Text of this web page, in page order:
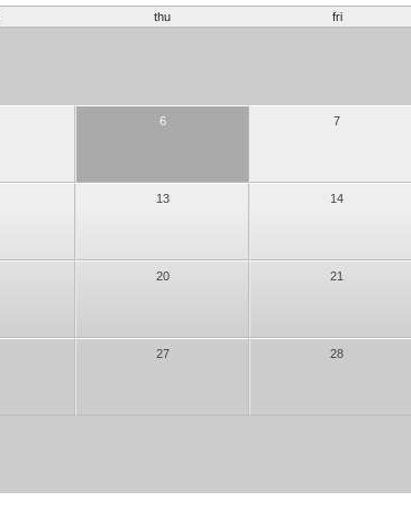
thu fri
6 7
13 14
20 21
27 28